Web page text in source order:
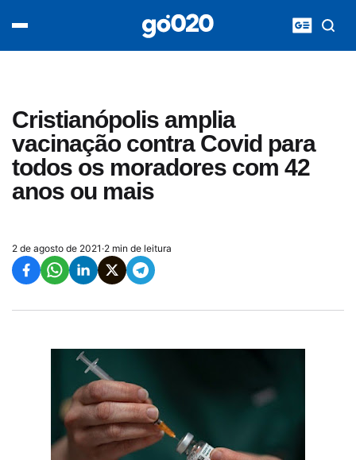
Cristianópolis amplia
vacinação contra Covid para
todos os moradores com 42
anos ou mais
2 de agosto de 2021 ·2 min de leitura
acontece agora
entretenimento
vídeos
pod020